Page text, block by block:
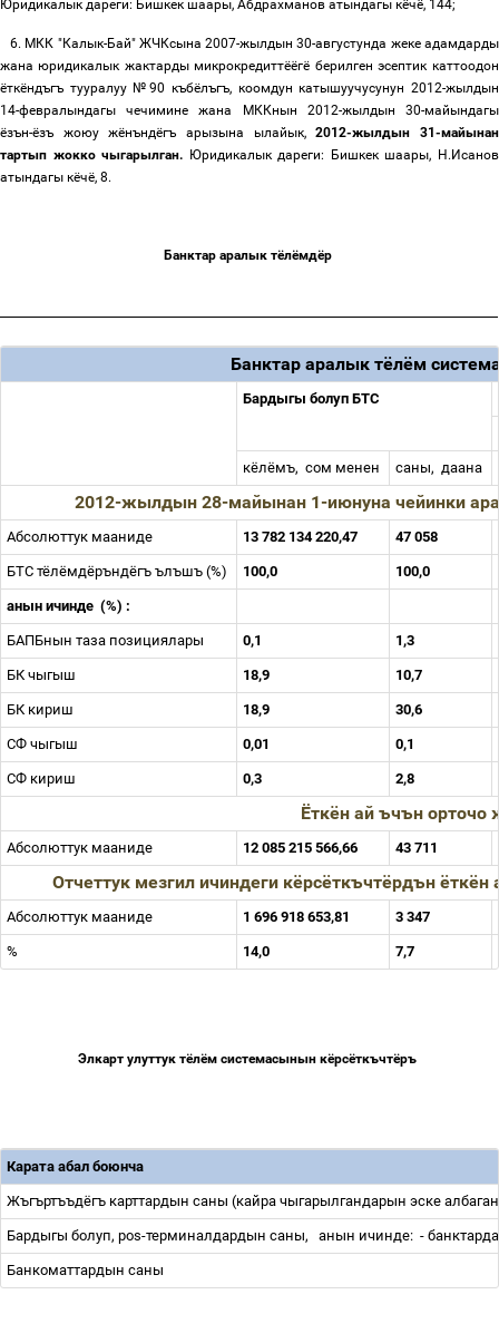
Юридикалык дареги: Бишкек шаары, Абдрахманов атындагы кёчё, 144;
6. МКК "Калык-Бай" ЖЧКсына 2007-жылдын 30-августунда жеке адамдарды
жана юридикалык жактарды микрокредиттёёгё берилген эсептик каттоодон
ёткёндъгъ тууралуу №90 къбёлъгъ, коомдун катышуучусунун 2012-жылдын
14-февралындагы чечимине жана МККнын 2012-жылдын 30-майындагы
ёзън-ёзъ жоюу жёнъндёгъ арызына ылайык,2012-жылдын 31-майынан
тартып жокко чыгарылган. Юридикалык дареги: Бишкек шаары, Н.Исанов
атындагы кёчё, 8.
Банктар аралык тёлёмдёр
Банктар аралык тёлём
Бардыгы болуп БТС
кёлёмъ, сом менен саны, даана
2012-жылдын 28-майынан 1-июнуна чейинки
Абсолюттук мааниде 13 782 134 220,47 47 058
БТС тёлёмдёръндёгъ ълъшъ (%) 100,0 100,0
анын ичинде (%) :
БАПБнын таза позициялары 0,1 1,3
БК чыгыш 18,9 10,7
БК кириш 18,9 30,6
СФ чыгыш 0,01 0,1
СФ кириш 0,3 2,8
Ёткён ай ъчън
Абсолюттук мааниде 12 085 215 566,66 43 711
Отчеттук мезгил ичиндеги кёрсёткъчтёрдън
Абсолюттук мааниде 1 696 918 653,81 3 347
% 14,0 7,7
Элкарт улуттук тёлём системасынын кёрсёткъчтёръ
Карата абал боюнча
Жъгъртъъдёгъ карттардын саны (кайра чыгарылгандарын эске
Бардыгы болуп, pos-терминалдардын саны, анын ичинде: -
Банкоматтардын саны